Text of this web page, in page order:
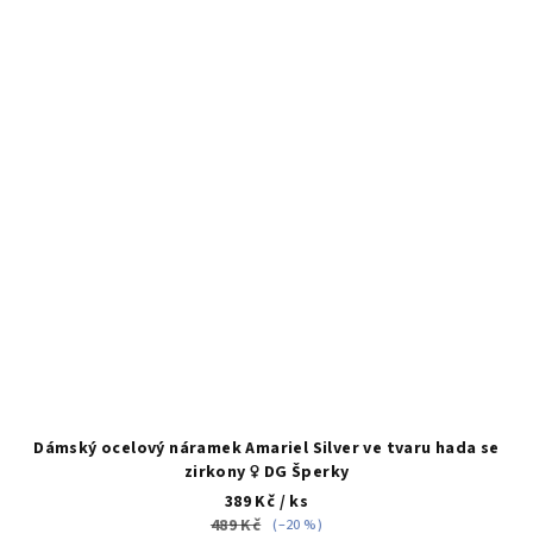
Dámský ocelový náramek Amariel Silver ve tvaru hada se
zirkony ♀️ DG Šperky
389 Kč / ks
489 Kč (–20 %)